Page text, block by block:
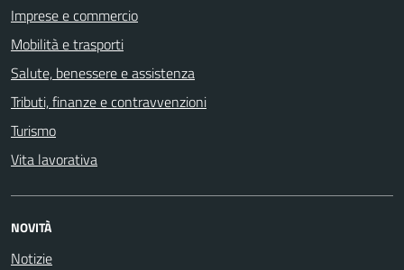
Imprese e commercio
Mobilità e trasporti
Salute, benessere e assistenza
Tributi, finanze e contravvenzioni
Turismo
Vita lavorativa
NOVITÀ
Notizie